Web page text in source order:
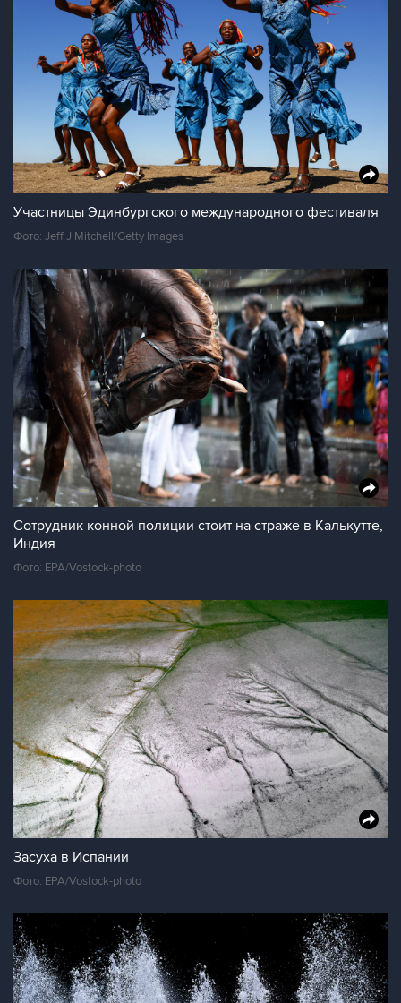
Участницы Эдинбургского международного фестиваля
Фото: Jeff J Mitchell/Getty Images
Сотрудник конной полиции стоит на страже в Калькутте,
Индия
Фото: EPA/Vostock-photo
Засуха в Испании
Фото: EPA/Vostock-photo